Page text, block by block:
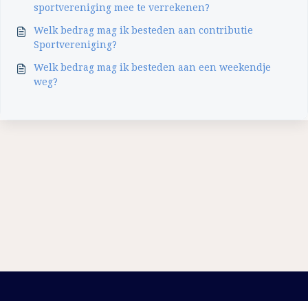
sportvereniging mee te verrekenen?
Welk bedrag mag ik besteden aan contributie
Sportvereniging?
Welk bedrag mag ik besteden aan een weekendje
weg?